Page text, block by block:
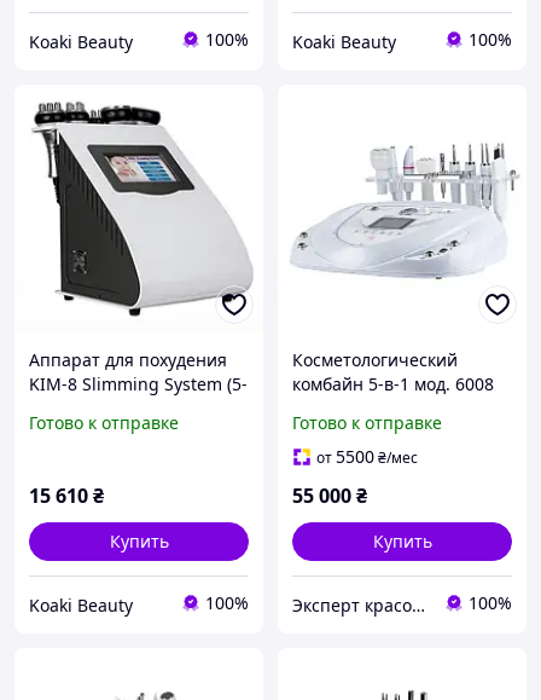
Koaki Beauty 100% Koaki Beauty 100%
Аппарат для похудения
KIM-8 Slimming System (5-
радиочастотный)
Готово к отправке
15 610₴
Купить
Koaki Beauty 100%
Косметологический
комбайн 5-в-1 мод. 6008
аппарат микротоки с RF
лифтингом
Готово к отправке
от5500₴/мес
55 000₴
Купить
Эксперт красоты 100%